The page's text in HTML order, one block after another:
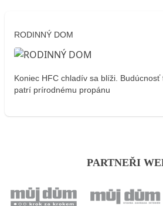
RODINNÝ DOM
Koniec HFC chladív sa blíži.
patrí prírodnému propánu
PARTNEŘI